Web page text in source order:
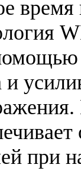
время
при